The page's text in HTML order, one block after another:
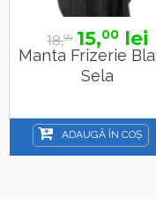
00 lei
Frizerie Black,
ADAUGĂ ÎN COȘ